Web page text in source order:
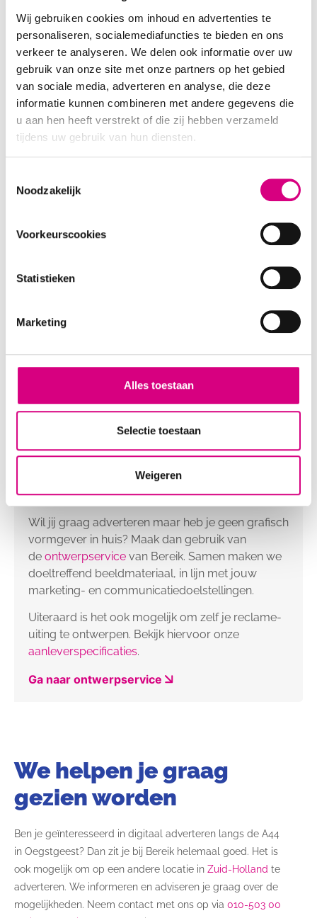
Wij gebruiken cookies om inhoud en advertenties te
personaliseren, socialemediafuncties te bieden en ons
verkeer te analyseren. We delen ook informatie over uw
gebruik van onze site met onze partners op het gebied
van sociale media, adverteren en analyse, die deze
informatie kunnen combineren met andere gegevens die
u aan hen heeft verstrekt of die zij hebben verzameld
tijdens uw gebruik van hun diensten.
Selection
Noodzakelijk
Voorkeurscookies
Statistieken
Marketing
Alles toestaan
Selectie toestaan
Weigeren
Een goed ontwerp,
daar helpen wij graag
Wil jij graag adverteren maar heb je geen grafisch
vormgever in huis? Maak dan gebruik van
de ontwerpservice van Bereik. Samen maken we
doeltreffend beeldmateriaal, in lijn met jouw
marketing- en communicatiedoelstellingen.
Uiteraard is het ook mogelijk om zelf je reclame-
uiting te ontwerpen. Bekijk hiervoor onze
aanleverspecificaties.
Ga naar ontwerpservice
We helpen je graag
gezien worden
Ben je geïnteresseerd in digitaal adverteren langs de A44
in Oegstgeest? Dan zit je bij Bereik helemaal goed. Het is
ook mogelijk om op een andere locatie in Zuid-Holland te
adverteren. We informeren en adviseren je graag over de
mogelijkheden. Neem contact met ons op via 010-503 00